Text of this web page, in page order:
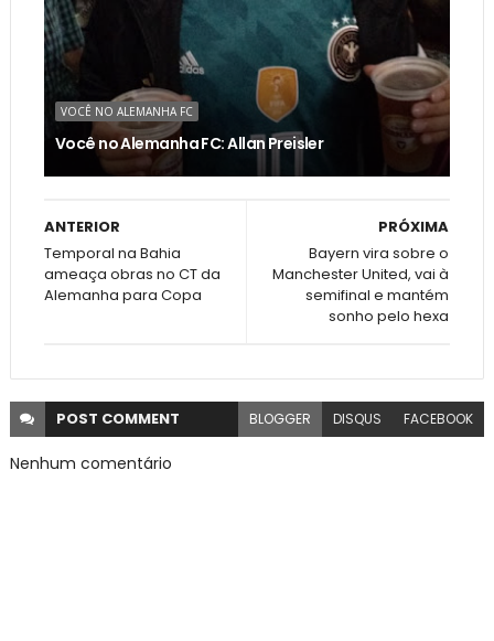
VOCÊ NO ALEMANHA FC
Você no Alemanha FC: Allan Preisler
PRÓXIMA
Bayern vira sobre o
Manchester United, vai à
semifinal e mantém
sonho pelo hexa
ANTERIOR
Temporal na Bahia
ameaça obras no CT da
Alemanha para Copa
POST COMMENT BLOGGER DISQUS FACEBOOK
Nenhum comentário